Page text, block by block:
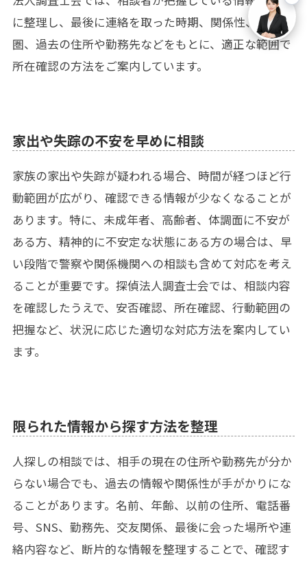
に整理し、最後に連絡を取った時期、関係性、生活
圏、過去の住所や勤務先などをもとに、適正な範囲で
所在確認の方法をご案内しています。
家出や失踪の不安を早めに相談
家族の家出や失踪が疑われる場合、時間が経つほど行
動範囲が広がり、確認できる情報が少なくなることが
あります。特に、未成年者、高齢者、体調面に不安が
ある方、精神的に不安定な状態にある方の場合は、早
い段階で警察や関係機関への相談も含めて対応を考え
ることが重要です。探偵法人調査士会では、相談内容
を確認したうえで、安否確認、所在確認、行動範囲の
把握など、状況に応じた適切な対応方法を案内してい
ます。
限られた情報から探す方法を整理
人探しの相談では、相手の現在の住所や勤務先が分か
らない場合でも、過去の情報や関係性が手がかりにな
ることがあります。名前、年齢、以前の住所、電話番
号、SNS、勤務先、交友関係、最後に会った場所や連
絡内容など、断片的な情報を整理することで、確認す